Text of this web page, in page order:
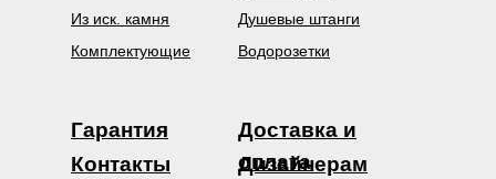
Из иск. камня
Комплектующие
Дизайнерам
Доставка и
оплата
Гарантия
Контакты
Душевые штанги
Водорозетки